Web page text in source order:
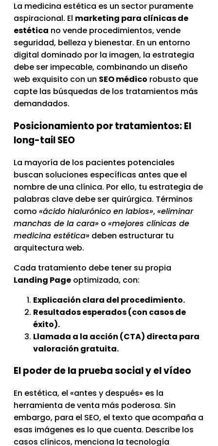
La medicina estética es un sector puramente
aspiracional. El marketing para clínicas de
estética no vende procedimientos, vende
seguridad, belleza y bienestar. En un entorno
digital dominado por la imagen, la estrategia
debe ser impecable, combinando un diseño
web exquisito con un SEO médico robusto que
capte las búsquedas de los tratamientos más
demandados.
Posicionamiento por tratamientos: El
long-tail SEO
La mayoría de los pacientes potenciales
buscan soluciones específicas antes que el
nombre de una clínica. Por ello, tu estrategia de
palabras clave debe ser quirúrgica. Términos
como «ácido hialurónico en labios», «eliminar
manchas de la cara» o «mejores clínicas de
medicina estética» deben estructurar tu
arquitectura web.
Cada tratamiento debe tener su propia
Landing Page optimizada, con:
Explicación clara del procedimiento.
Resultados esperados (con casos de
éxito).
Llamada a la acción (CTA) directa para
valoración gratuita.
El poder de la prueba social y el vídeo
En estética, el «antes y después» es la
herramienta de venta más poderosa. Sin
embargo, para el SEO, el texto que acompaña a
esas imágenes es lo que cuenta. Describe los
casos clínicos, menciona la tecnología